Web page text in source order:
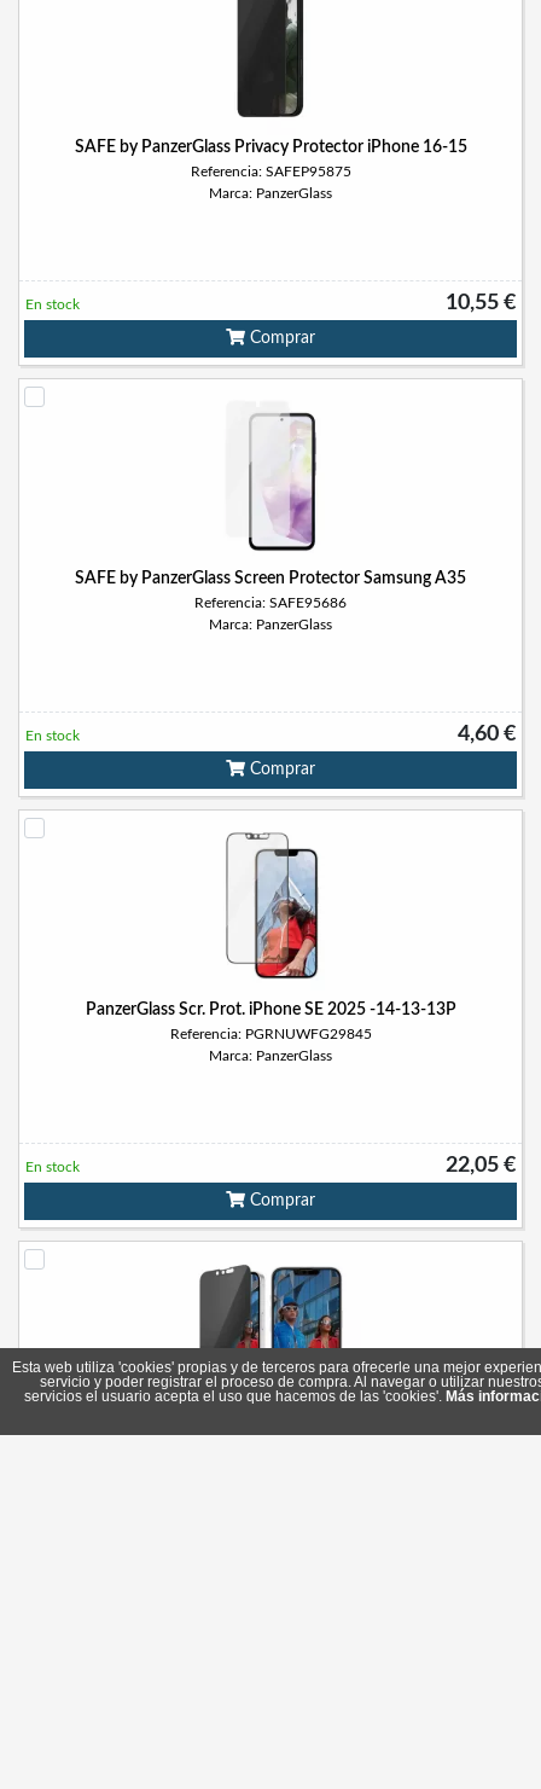
SAFE by PanzerGlass Privacy Protector iPhone 16-15
Referencia: SAFEP95875
Marca: PanzerGlass
10,55 €
En stock
Comprar
SAFE by PanzerGlass Screen Protector Samsung A35
Referencia: SAFE95686
Marca: PanzerGlass
4,60 €
En stock
Comprar
PanzerGlass Scr. Prot. iPhone SE 2025 -14-13-13P
Referencia: PGRNUWFG29845
Marca: PanzerGlass
22,05 €
En stock
Comprar
Esta web utiliza 'cookies' propias y de terceros para ofrecerle una mejor
servicio y poder registrar el proceso de compra. Al navegar o utilizar
servicios el usuario acepta el uso que hacemos de las 'cookies'. Más